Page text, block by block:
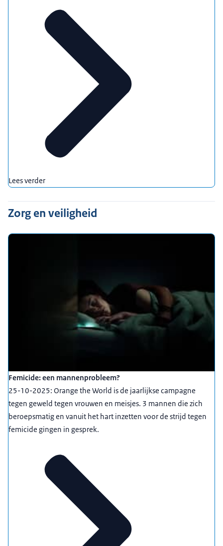
Lees verder
Zorg en veiligheid
Femicide: een mannenprobleem?
25-10-2025: Orange the World is de jaarlijkse campagne
tegen geweld tegen vrouwen en meisjes. 3 mannen die zich
beroepsmatig en vanuit het hart inzetten voor de strijd tegen
femicide gingen in gesprek.